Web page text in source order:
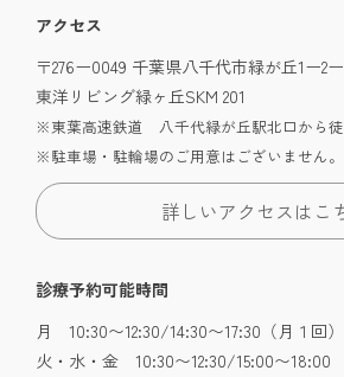
アクセス
〒276ー0049 千葉県八千代市緑が丘1ー2
東洋リビング緑ヶ丘SKM 201
※東葉高速鉄道 八千代緑が丘駅北口から
※駐車場・駐輪場のご用意はございません。
詳しいアクセスはこ
診療予約可能時間
月 10:30〜12:30/14:30〜17:30（月１回）
火・水・金 10:30〜12:30/15:00〜18:00